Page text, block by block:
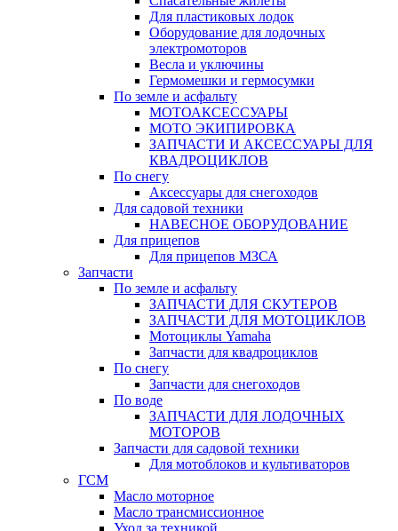
Для пластиковых лодок
Оборудование для лодочных
электромоторов
Весла и уключины
Гермомешки и гермосумки
По земле и асфальту
МОТОАКСЕССУАРЫ
МОТО ЭКИПИРОВКА
ЗАПЧАСТИ И АКСЕССУАРЫ ДЛЯ
КВАДРОЦИКЛОВ
По снегу
Аксессуары для снегоходов
Для садовой техники
НАВЕСНОЕ ОБОРУДОВАНИЕ
Для прицепов
Для прицепов МЗСА
Запчасти
По земле и асфальту
ЗАПЧАСТИ ДЛЯ СКУТЕРОВ
ЗАПЧАСТИ ДЛЯ МОТОЦИКЛОВ
Мотоциклы Yamaha
Запчасти для квадроциклов
По снегу
Запчасти для снегоходов
По воде
ЗАПЧАСТИ ДЛЯ ЛОДОЧНЫХ
МОТОРОВ
Запчасти для садовой техники
Для мотоблоков и культиваторов
ГСМ
Масло моторное
Масло трансмиссионное
Уход за техникой